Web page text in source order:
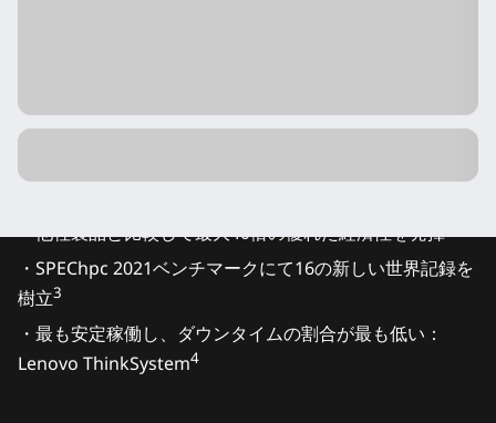
ばれる理由
1
・他社製品と比較して最大40倍の優れた経済性を発揮
・SPEChpc 2021ベンチマークにて16の新しい世界記録を
樹立3
・最も安定稼働し、ダウンタイムの割合が最も低い：
Lenovo ThinkSystem4